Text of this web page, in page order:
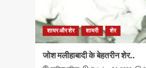
शायर और शेर शायरी शेर
जोश मलीहाबादी के बेहतरीन शेर..